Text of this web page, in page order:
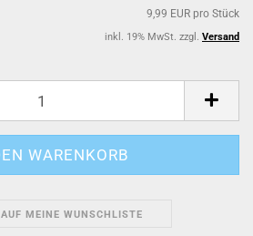
9,99 EUR pro Stück
inkl. 19% MwSt. zzgl. Versand
AUF MEINE WUNSCHLISTE